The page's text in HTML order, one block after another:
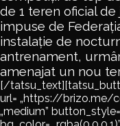
de 1 teren oficial
impuse de
instalație de
antrenament,
amenajat un nou
[/
url= „https://brizo.me/
„medium”